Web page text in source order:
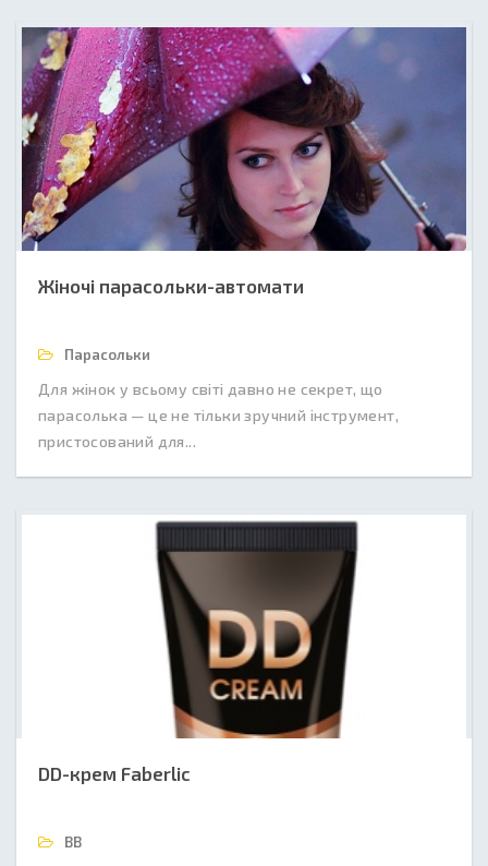
Жіночі парасольки-автомати
Парасольки
Для жінок у всьому світі давно не секрет, що
парасолька — це не тільки зручний інструмент,
пристосований для...
DD-крем Faberlic
BB